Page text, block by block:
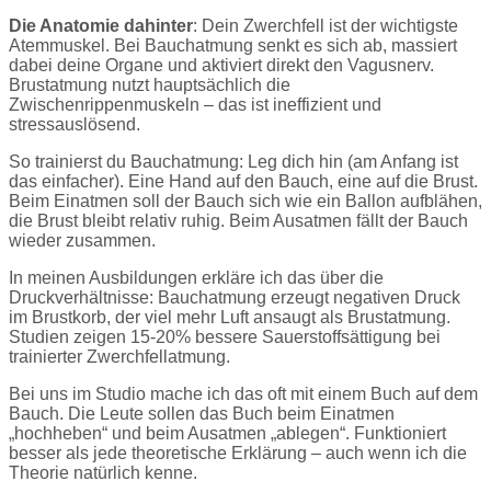
Die Anatomie dahinter: Dein Zwerchfell ist der wichtigste
Atemmuskel. Bei Bauchatmung senkt es sich ab, massiert
dabei deine Organe und aktiviert direkt den Vagusnerv.
Brustatmung nutzt hauptsächlich die
Zwischenrippenmuskeln – das ist ineffizient und
stressauslösend.
So trainierst du Bauchatmung: Leg dich hin (am Anfang ist
das einfacher). Eine Hand auf den Bauch, eine auf die Brust.
Beim Einatmen soll der Bauch sich wie ein Ballon aufblähen,
die Brust bleibt relativ ruhig. Beim Ausatmen fällt der Bauch
wieder zusammen.
In meinen Ausbildungen erkläre ich das über die
Druckverhältnisse: Bauchatmung erzeugt negativen Druck
im Brustkorb, der viel mehr Luft ansaugt als Brustatmung.
Studien zeigen 15-20% bessere Sauerstoffsättigung bei
trainierter Zwerchfellatmung.
Bei uns im Studio mache ich das oft mit einem Buch auf dem
Bauch. Die Leute sollen das Buch beim Einatmen
„hochheben“ und beim Ausatmen „ablegen“. Funktioniert
besser als jede theoretische Erklärung – auch wenn ich die
Theorie natürlich kenne.